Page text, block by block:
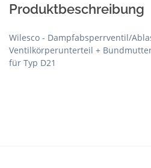
Produktbeschreibung
Wilesco - Dampfabsperrventil/
Ventilkörperunterteil +
für Typ D21